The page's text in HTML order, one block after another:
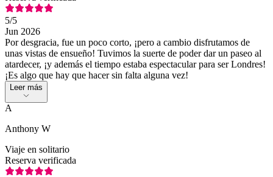
5/5
Jun 2026
Por desgracia, fue un poco corto, ¡pero a cambio disfrutamos de
unas vistas de ensueño! Tuvimos la suerte de poder dar un paseo al
atardecer, ¡y además el tiempo estaba espectacular para ser Londres!
¡Es algo que hay que hacer sin falta alguna vez!
Leer más
A
Anthony W
Viaje en solitario
Reserva verificada